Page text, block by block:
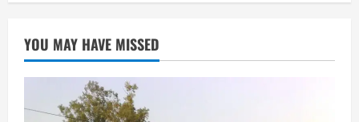
YOU MAY HAVE MISSED